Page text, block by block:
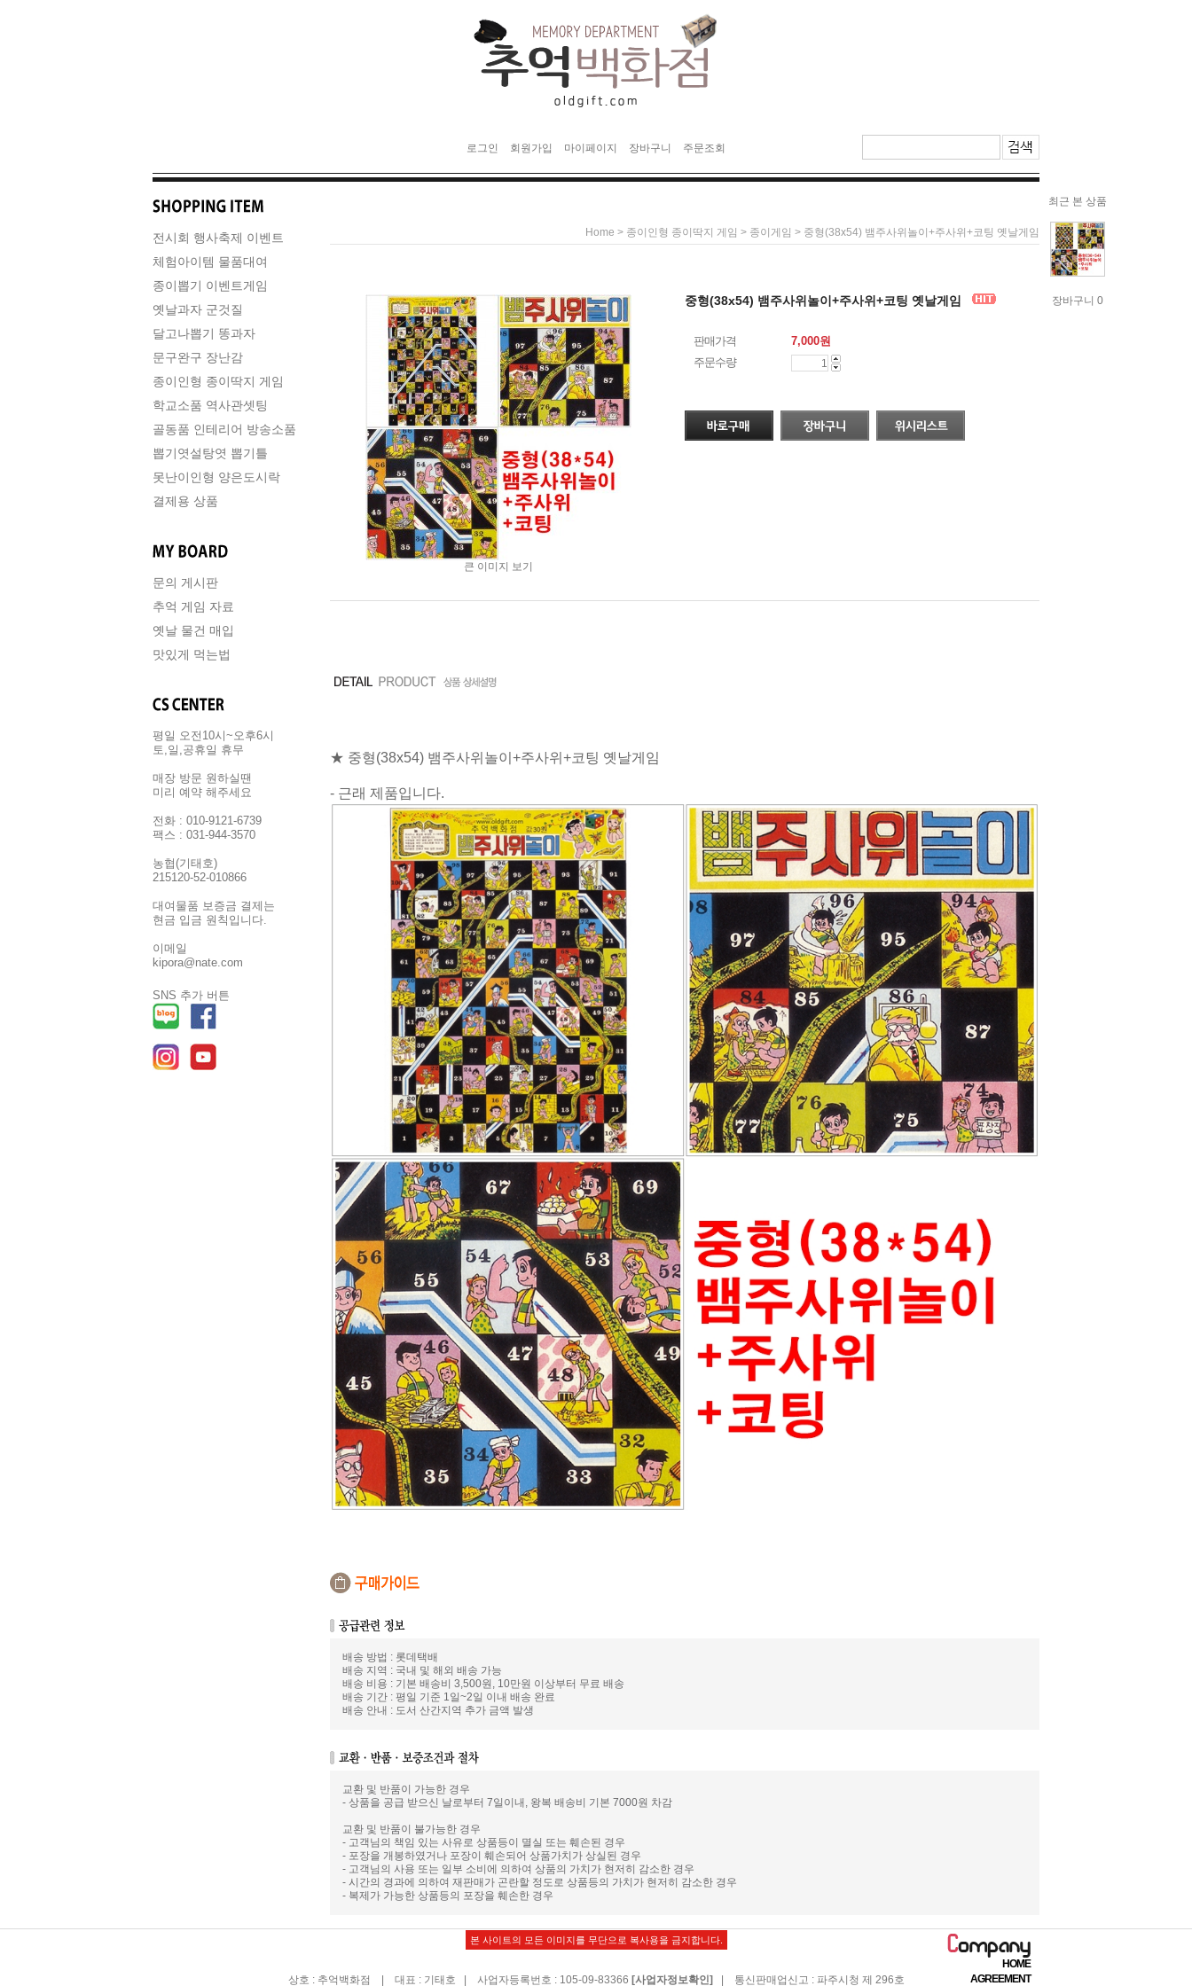
최근 본 상품
장바구니 0
로그인 회원가입 마이페이지 장바구니 주문조회
전시회 행사축제 이벤트
체험아이템 물품대여
종이뽑기 이벤트게임
옛날과자 군것질
달고나뽑기 똥과자
문구완구 장난감
종이인형 종이딱지 게임
학교소품 역사관셋팅
골동품 인테리어 방송소품
뽑기엿설탕엿 뽑기틀
못난이인형 양은도시락
결제용 상품
문의 게시판
추억 게임 자료
옛날 물건 매입
맛있게 먹는법
평일 오전10시~오후6시
토,일,공휴일 휴무
매장 방문 원하실땐
미리 예약 해주세요
전화 : 010-9121-6739
팩스 : 031-944-3570
농협(기태호)
215120-52-010866
대여물품 보증금 결제는
현금 입금 원칙입니다.
이메일
kipora@nate.com
SNS 추가 버튼
Home > 종이인형 종이딱지 게임 > 종이게임 > 중형(38x54) 뱀주사위놀이+주사위+코팅 옛날게임
큰 이미지 보기
중형(38x54) 뱀주사위놀이+주사위+코팅 옛날게임
판매가격 7,000원
주문수량
★ 중형(38x54) 뱀주사위놀이+주사위+코팅 옛날게임
- 근래 제품입니다.
배송 방법 : 롯데택배
배송 지역 : 국내 및 해외 배송 가능
배송 비용 : 기본 배송비 3,500원, 10만원 이상부터 무료 배송
배송 기간 : 평일 기준 1일~2일 이내 배송 완료
배송 안내 : 도서 산간지역 추가 금액 발생
교환 및 반품이 가능한 경우
- 상품을 공급 받으신 날로부터 7일이내, 왕복 배송비 기본 7000원 차감
교환 및 반품이 불가능한 경우
- 고객님의 책임 있는 사유로 상품등이 멸실 또는 훼손된 경우
- 포장을 개봉하였거나 포장이 훼손되어 상품가치가 상실된 경우
- 고객님의 사용 또는 일부 소비에 의하여 상품의 가치가 현저히 감소한 경우
- 시간의 경과에 의하여 재판매가 곤란할 정도로 상품등의 가치가 현저히 감소한 경우
- 복제가 가능한 상품등의 포장을 훼손한 경우
본 사이트의 모든 이미지를 무단으로 복사용을 금지합니다.
HOME
AGREEMENT
상호 : 추억백화점 | 대표 : 기태호 | 사업자등록번호 : 105-09-83366 [사업자정보확인]| 통신판매업신고 : 파주시청 제 296호